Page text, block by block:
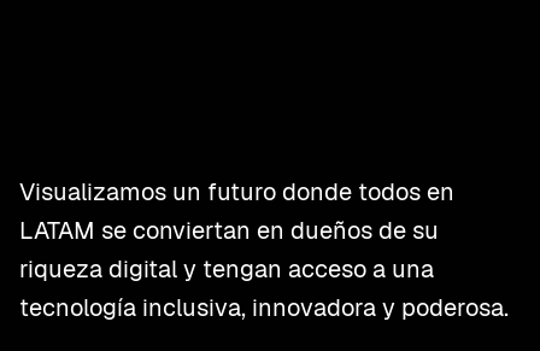
Visualizamos un futuro donde todos en
LATAM se conviertan en dueños de su
riqueza digital y tengan acceso a una
tecnología inclusiva, innovadora y poderosa.